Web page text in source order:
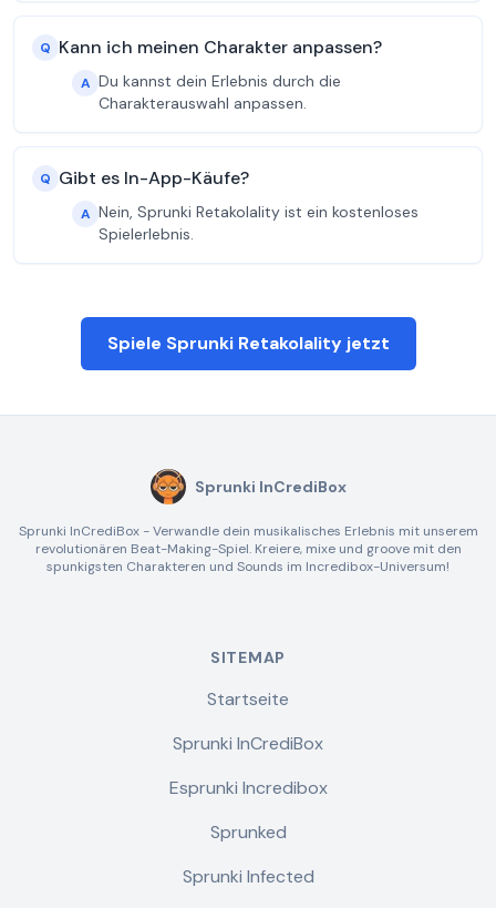
Q Kann ich meinen Charakter anpassen?
A Du kannst dein Erlebnis durch die
Charakterauswahl anpassen.
Q Gibt es In-App-Käufe?
A Nein, Sprunki Retakolality ist ein kostenloses
Spielerlebnis.
Spiele Sprunki Retakolality jetzt
Sprunki InCrediBox
Sprunki InCrediBox - Verwandle dein musikalisches Erlebnis mit unserem
revolutionären Beat-Making-Spiel. Kreiere, mixe und groove mit den
spunkigsten Charakteren und Sounds im Incredibox-Universum!
SITEMAP
Startseite
Sprunki InCrediBox
Esprunki Incredibox
Sprunked
Sprunki Infected